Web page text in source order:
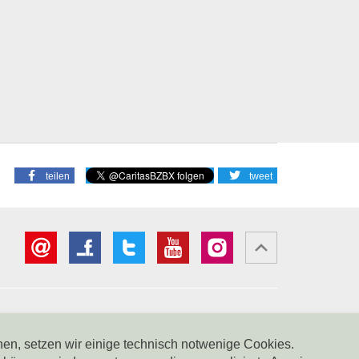
teilen tweet
BIC: BCITITMM
setzen wir einige technisch notwenige Cookies.